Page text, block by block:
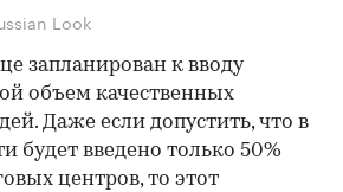
Look
запланирован к вводу
объем качественных
Даже если допустить, что в
будет введено только 50%
центров, то этот